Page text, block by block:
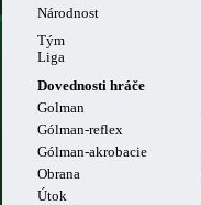
Národnost
Tým
Liga
Dovednosti hráče
Golman
Gólman-reflex
Gólman-akrobacie
Obrana
Útok